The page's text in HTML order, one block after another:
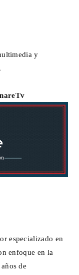
y
especializado en
enfoque en la
de